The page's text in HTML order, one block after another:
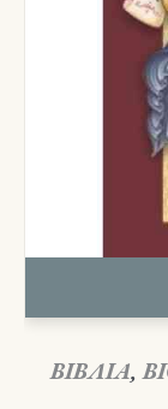
ΒΙΒΛΙΑ,